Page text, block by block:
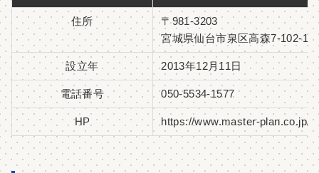
住所
〒981-3203
宮城県仙台市泉区高森7-102-1-
設立年 2013年12月11日
電話番号 050-5534-1577
HP https://www.master-plan.co.jp/